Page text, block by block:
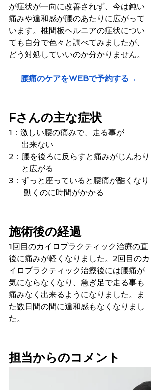
が症状が一向に改善されず、今は鈍い
痛みや違和感が腰のあたりに広がって
います。椎間板ヘルニアの症状につい
ても自分で色々と調べてみましたが、
どう対処していいのか分かりません。
腰痛のケアをWEBで予約する→
Fさんの主な症状
1：激しい腰の痛みで、走る事が
     出来ない
2：腰を後ろに反らすと痛みがじんわり
     と広がる
3：ずっと座っていると腰痛が酷くなり
      動くのに時間がかかる
施術後の経過
1回目のカイロプラクティック治療の直
後に痛みが軽くなりました。2回目のカ
イロプラクティック治療後には腰痛が
気にならなくなり、急ぎ足で走る事も
痛みなく出来るようになりました。ま
た数日間の間に違和感もなくなりまし
た。
担当からのコメント